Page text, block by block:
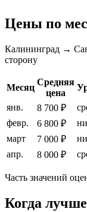
Цены по
Калининград →
сторону
Месяц
Средняя
цена
янв.
8 700 ₽
февр.
6 800 ₽
март
7 000 ₽
апр.
8 000 ₽
Часть значений
Когда